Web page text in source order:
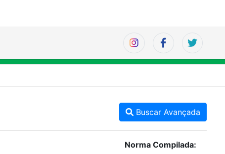
Buscar Avançada
Norma Compilada: